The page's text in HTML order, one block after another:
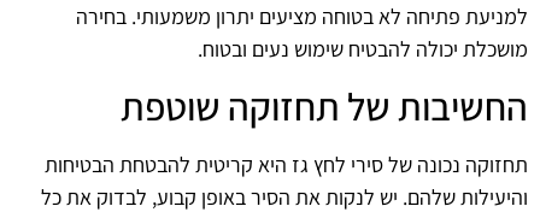
למניעת פתיחה לא בטוחה מציעים יתרון משמעותי. בחירה
מושכלת יכולה להבטיח שימוש נעים ובטוח.
החשיבות של תחזוקה שוטפת
תחזוקה נכונה של סירי לחץ גז היא קריטית להבטחת הבטיחות
והיעילות שלהם. יש לנקות את הסיר באופן קבוע, לבדוק את כל